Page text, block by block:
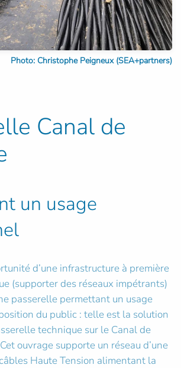
Photo: Christophe Peigneux (SEA+partners)
Canal de
un usage
d’une infrastructure à première
(supporter des réseaux impétrants)
passerelle permettant un usage
du public : telle est la solution
technique sur le Canal de
ouvrage supporte un réseau d’une
Haute Tension alimentant la